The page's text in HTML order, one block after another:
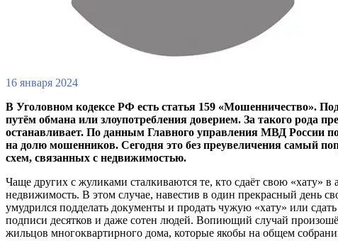
16 января 2024
В Уголовном кодексе РФ есть статья 159 «Мошенничество».
путём обмана или злоупотребления доверием. За такого рода
останавливает. По данным Главного управления МВД России
на долю мошенников. Сегодня это без преувеличения самый
схем, связанных с недвижимостью.
Чаще других с жуликами сталкиваются те, кто сдаёт свою «хату» в
недвижимость. В этом случае, навестив в один прекрасный день
умудрился подделать документы и продать чужую «хату» или
подписи десятков и даже сотен людей. Вопиющий случай
жильцов многоквартирного дома, которые якобы на общем